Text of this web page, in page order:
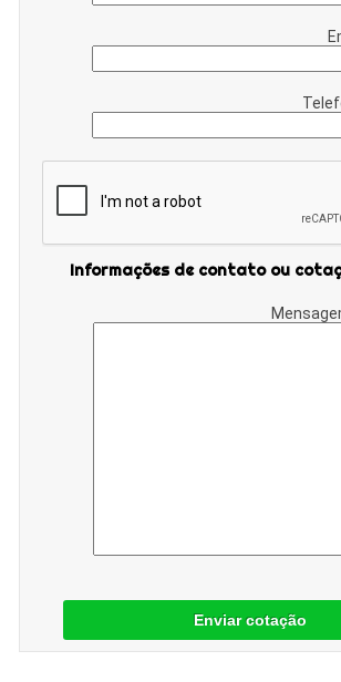
Informações de contato ou
Enviar cotação